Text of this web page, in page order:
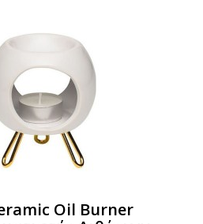
Oil Burner